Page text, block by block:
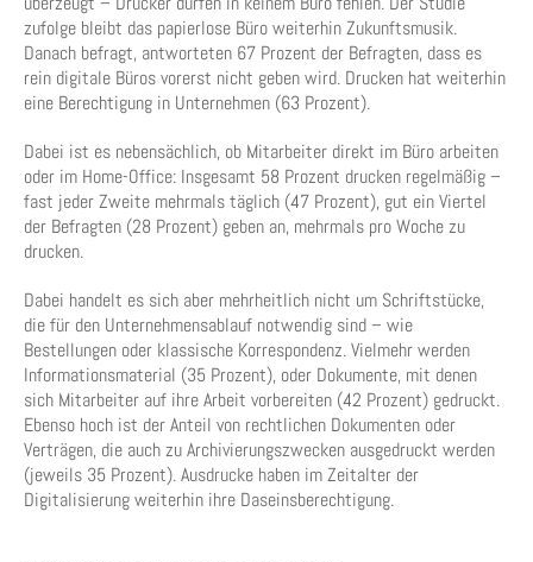
zufolge bleibt das papierlose Büro weiterhin Zukunftsmusik.
Danach befragt, antworteten 67 Prozent der Befragten, dass es
rein digitale Büros vorerst nicht geben wird. Drucken hat weiterhin
eine Berechtigung in Unternehmen (63 Prozent).
Dabei ist es nebensächlich, ob Mitarbeiter direkt im Büro arbeiten
oder im Home-Office: Insgesamt 58 Prozent drucken regelmäßig –
fast jeder Zweite mehrmals täglich (47 Prozent), gut ein Viertel
der Befragten (28 Prozent) geben an, mehrmals pro Woche zu
drucken.
Dabei handelt es sich aber mehrheitlich nicht um Schriftstücke,
die für den Unternehmensablauf notwendig sind – wie
Bestellungen oder klassische Korrespondenz. Vielmehr werden
Informationsmaterial (35 Prozent), oder Dokumente, mit denen
sich Mitarbeiter auf ihre Arbeit vorbereiten (42 Prozent) gedruckt.
Ebenso hoch ist der Anteil von rechtlichen Dokumenten oder
Verträgen, die auch zu Archivierungszwecken ausgedruckt werden
(jeweils 35 Prozent). Ausdrucke haben im Zeitalter der
Digitalisierung weiterhin ihre Daseinsberechtigung.